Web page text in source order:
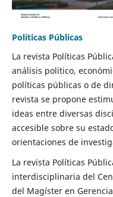
Políticas Públicas
La revista Políticas
análisis político,
políticas públicas o de
revista se propone
ideas entre diversas
accesible sobre su
orientaciones de
La revista Políticas
interdisciplinaria del
del Magíster en